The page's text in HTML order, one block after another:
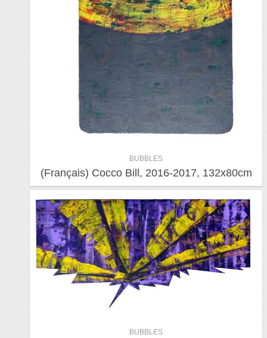
BUBBLES
(Français) Cocco Bill, 2016-2017, 132x80cm
BUBBLES